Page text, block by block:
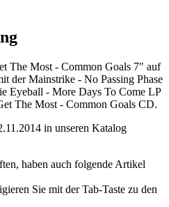
The Most - Common Goals 7" auf
der Mainstrike - No Passing Phase
Eyeball - More Days To Come LP
The Most - Common Goals CD.
in unseren Katalog
haben auch folgende Artikel
Sie mit der Tab-Taste zu den